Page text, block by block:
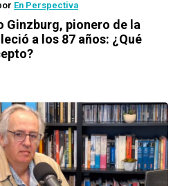
En Perspectiva
Ginzburg, pionero de la
a los 87 años: ¿Qué